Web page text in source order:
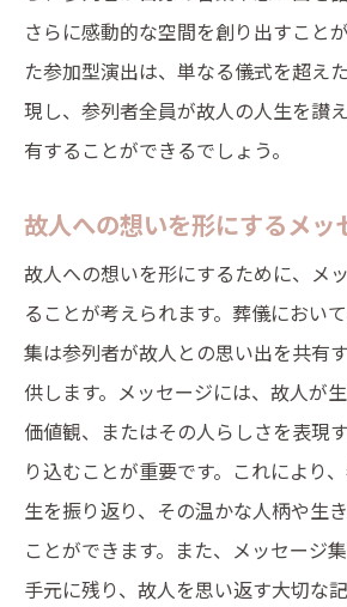
さらに感動的な空間を創り出すこと
た参加型演出は、単なる儀式を超え
現し、参列者全員が故人の人生を讃
有することができるでしょう。
故人への想いを形にするメッ
故人への想いを形にするために、メ
ることが考えられます。葬儀におい
集は参列者が故人との思い出を共有
供します。メッセージには、故人が
価値観、またはその人らしさを表現
り込むことが重要です。これにより
生を振り返り、その温かな人柄や生
ことができます。また、メッセージ
手元に残り、故人を思い返す大切な